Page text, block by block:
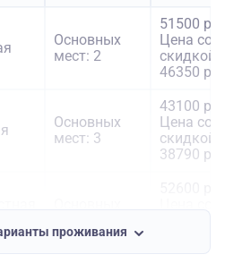
Основных
мест: 2
51500
Цена со
скидкой:
46350
Основных
мест: 3
43100
Цена со
скидкой:
38790
проживания